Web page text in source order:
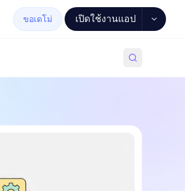
ขอเดโม่ เปิดใช้งานแอป